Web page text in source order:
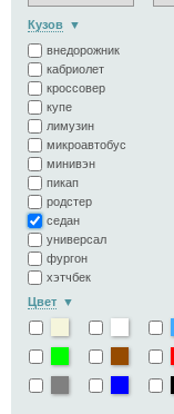
Кузов
внедорожник
кабриолет
кроссовер
купе
лимузин
микроавтобус
минивэн
пикап
родстер
седан
универсал
фургон
хэтчбек
Цвет